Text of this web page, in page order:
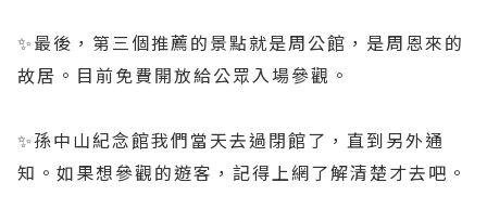
✨️最後，第三個推薦的景點就是周公館，是周恩來的
故居。目前免費開放給公眾入場參觀。
✨️孫中山紀念館我們當天去過閉館了，直到另外通
知。如果想參觀的遊客，記得上網了解清楚才去吧。